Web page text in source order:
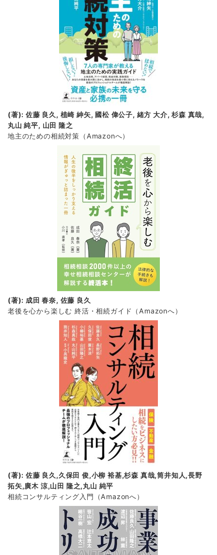
(著): 佐藤 良久, 植崎 紳矢, 國松 偉公子, 緒方 大介, 杉森 真哉,
丸山 純平, 山田 隆之
地主のための相続対策 （Amazonへ）
(著): 成田 春奈, 佐藤 良久
老後を心から楽しむ 終活・相続ガイド
（Amazonへ）
(著): 佐藤 良久,久保田 俊,小柳 裕基,杉森 真哉,筒井知人,長野
拓矢,廣木 涼,山田 隆之,丸山 純平
相続コンサルティング入門 （Amazonへ）